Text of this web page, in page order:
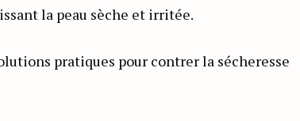
la peau sèche et irritée.
pratiques pour contrer la sécheresse